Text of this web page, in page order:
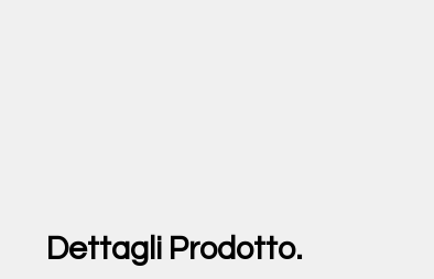
Dettagli Prodotto.